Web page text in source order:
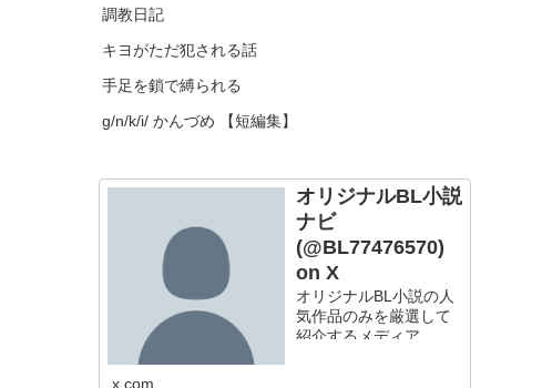
調教日記
キヨがただ犯される話
手足を鎖で縛られる
g/n/k/i/ かんづめ 【短編集】
オリジナルBL小説
ナビ
(@BL77476570)
on X
オリジナルBL小説の人
気作品のみを厳選して
紹介するメディア
x.com